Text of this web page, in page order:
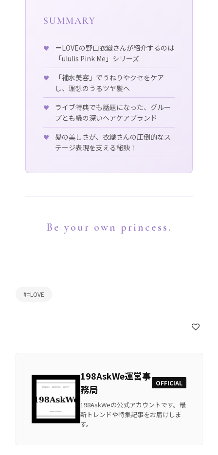
SUMMARY
＝LOVEの野口衣織さんが紹介するのは
「ululis Pink Me」シリーズ
「補水美容」でうねりやクセをケア
し、理想のうるツヤ髪へ
ライブ特典でも話題になった、グルー
プとも縁の深いヘアケアブランド
髪の美しさが、衣織さんの圧倒的なス
テージ表現を支える秘訣！
Be your own princess.
#=LOVE
198AskWe運営事
務局
OFFICIAL
198AskWeの公式アカウントです。最
新トレンドや特集記事をお届けしま
す。